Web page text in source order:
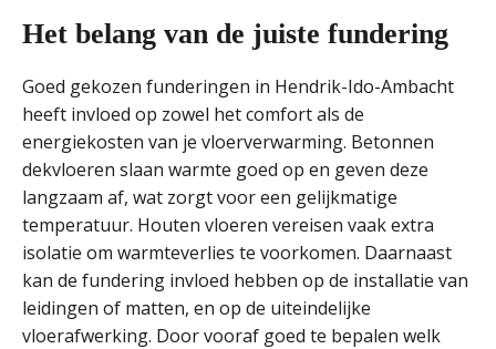
Het belang van de juiste fundering
Goed gekozen funderingen in Hendrik-Ido-Ambacht
heeft invloed op zowel het comfort als de
energiekosten van je vloerverwarming. Betonnen
dekvloeren slaan warmte goed op en geven deze
langzaam af, wat zorgt voor een gelijkmatige
temperatuur. Houten vloeren vereisen vaak extra
isolatie om warmteverlies te voorkomen. Daarnaast
kan de fundering invloed hebben op de installatie van
leidingen of matten, en op de uiteindelijke
vloerafwerking. Door vooraf goed te bepalen welk